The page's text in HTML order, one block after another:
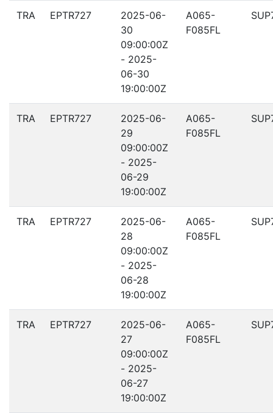
TRA EPTR727
2025-06-
30
09:00:00Z
- 2025-
06-30
19:00:00Z
A065-
F085FL
TRA EPTR727
2025-06-
29
09:00:00Z
- 2025-
06-29
19:00:00Z
A065-
F085FL
TRA EPTR727
2025-06-
28
09:00:00Z
- 2025-
06-28
19:00:00Z
A065-
F085FL
TRA EPTR727
2025-06-
27
09:00:00Z
- 2025-
06-27
19:00:00Z
A065-
F085FL